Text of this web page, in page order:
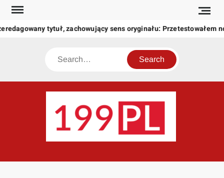
Skip
content
tytuł, zachowujący sens oryginału: Przetestowałem
Search
świat